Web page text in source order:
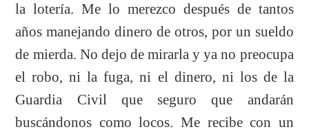
la lotería. Me lo merezco después de tantos
años manejando dinero de otros, por un sueldo
de mierda. No dejo de mirarla y ya no preocupa
el robo, ni la fuga, ni el dinero, ni los de la
Guardia Civil que seguro que andarán
buscándonos como locos. Me recibe con un